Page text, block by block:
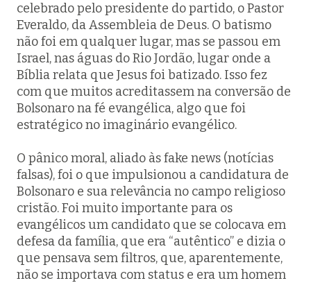
celebrado pelo presidente do partido, o Pastor
Everaldo, da Assembleia de Deus. O batismo
não foi em qualquer lugar, mas se passou em
Israel, nas águas do Rio Jordão, lugar onde a
Bíblia relata que Jesus foi batizado. Isso fez
com que muitos acreditassem na conversão de
Bolsonaro na fé evangélica, algo que foi
estratégico no imaginário evangélico.
O pânico moral, aliado às fake news (notícias
falsas), foi o que impulsionou a candidatura de
Bolsonaro e sua relevância no campo religioso
cristão. Foi muito importante para os
evangélicos um candidato que se colocava em
defesa da família, que era “autêntico” e dizia o
que pensava sem filtros, que, aparentemente,
não se importava com status e era um homem